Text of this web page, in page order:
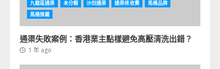
九龍區通渠 未分類 沙田通渠 通渠佬收費
馬桶品牌
馬桶推薦
通渠失敗案例：香港業主點樣避免高壓清洗出錯？
1 年 ago